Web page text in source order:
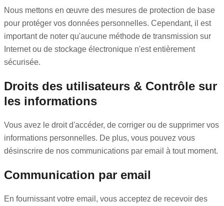
Nous mettons en œuvre des mesures de protection de base
pour protéger vos données personnelles. Cependant, il est
important de noter qu'aucune méthode de transmission sur
Internet ou de stockage électronique n'est entièrement
sécurisée.
Droits des utilisateurs & Contrôle sur
les informations
Vous avez le droit d'accéder, de corriger ou de supprimer vos
informations personnelles. De plus, vous pouvez vous
désinscrire de nos communications par email à tout moment.
Communication par email
En fournissant votre email, vous acceptez de recevoir des